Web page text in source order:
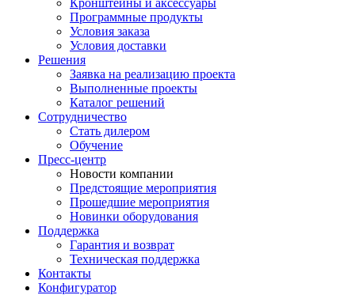
Кронштейны и аксессуары
Программные продукты
Условия заказа
Условия доставки
Решения
Заявка на реализацию проекта
Выполненные проекты
Каталог решений
Сотрудничество
Стать дилером
Обучение
Пресс-центр
Новости компании
Предстоящие мероприятия
Прошедшие мероприятия
Новинки оборудования
Поддержка
Гарантия и возврат
Техническая поддержка
Контакты
Конфигуратор